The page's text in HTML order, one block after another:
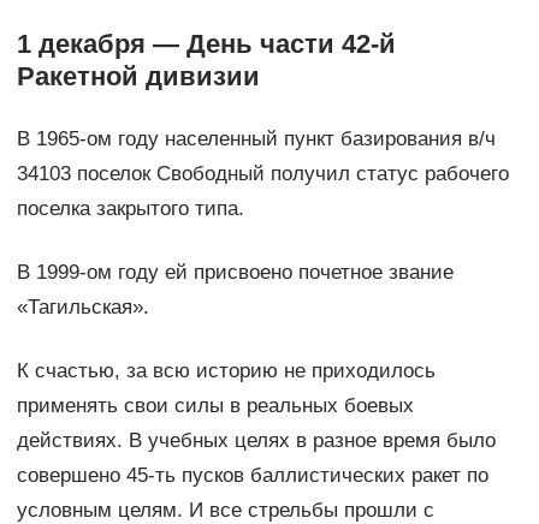
1 декабря — День части 42-й
Ракетной дивизии
В 1965-ом году населенный пункт базирования в/ч
34103 поселок Свободный получил статус рабочего
поселка закрытого типа.
В 1999-ом году ей присвоено почетное звание
«Тагильская».
К счастью, за всю историю не приходилось
применять свои силы в реальных боевых
действиях. В учебных целях в разное время было
совершено 45-ть пусков баллистических ракет по
условным целям. И все стрельбы прошли с